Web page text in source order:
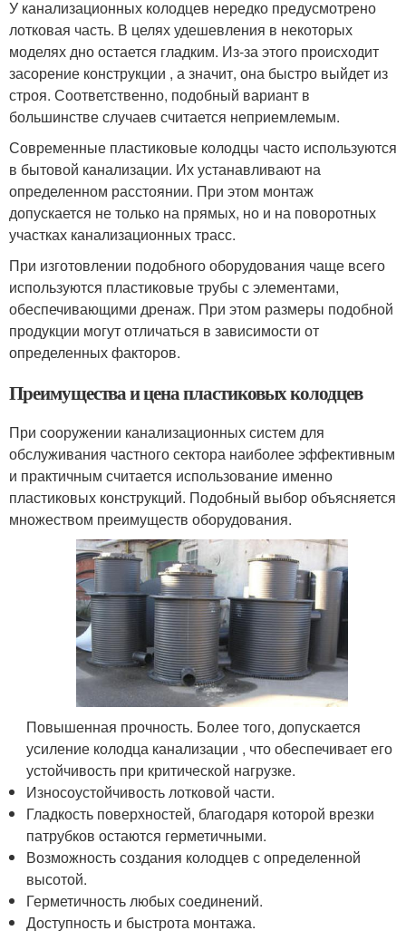
У канализационных колодцев нередко предусмотрено
лотковая часть. В целях удешевления в некоторых
моделях дно остается гладким. Из-за этого происходит
засорение конструкции , а значит, она быстро выйдет из
строя. Соответственно, подобный вариант в
большинстве случаев считается неприемлемым.
Современные пластиковые колодцы часто используются
в бытовой канализации. Их устанавливают на
определенном расстоянии. При этом монтаж
допускается не только на прямых, но и на поворотных
участках канализационных трасс.
При изготовлении подобного оборудования чаще всего
используются пластиковые трубы с элементами,
обеспечивающими дренаж. При этом размеры подобной
продукции могут отличаться в зависимости от
определенных факторов.
Преимущества и цена пластиковых колодцев
При сооружении канализационных систем для
обслуживания частного сектора наиболее эффективным
и практичным считается использование именно
пластиковых конструкций. Подобный выбор объясняется
множеством преимуществ оборудования.
Повышенная прочность. Более того, допускается
усиление колодца канализации , что обеспечивает его
устойчивость при критической нагрузке.
Износоустойчивость лотковой части.
Гладкость поверхностей, благодаря которой врезки
патрубков остаются герметичными.
Возможность создания колодцев с определенной
высотой.
Герметичность любых соединений.
Доступность и быстрота монтажа.